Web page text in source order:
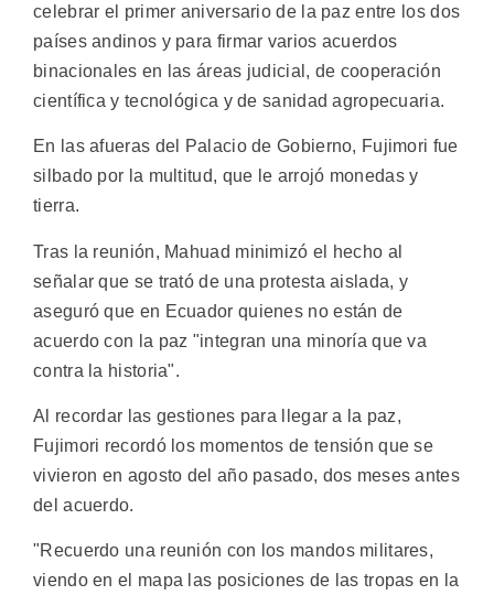
celebrar el primer aniversario de la paz entre los dos
países andinos y para firmar varios acuerdos
binacionales en las áreas judicial, de cooperación
científica y tecnológica y de sanidad agropecuaria.
En las afueras del Palacio de Gobierno, Fujimori fue
silbado por la multitud, que le arrojó monedas y
tierra.
Tras la reunión, Mahuad minimizó el hecho al
señalar que se trató de una protesta aislada, y
aseguró que en Ecuador quienes no están de
acuerdo con la paz "integran una minoría que va
contra la historia".
Al recordar las gestiones para llegar a la paz,
Fujimori recordó los momentos de tensión que se
vivieron en agosto del año pasado, dos meses antes
del acuerdo.
"Recuerdo una reunión con los mandos militares,
viendo en el mapa las posiciones de las tropas en la